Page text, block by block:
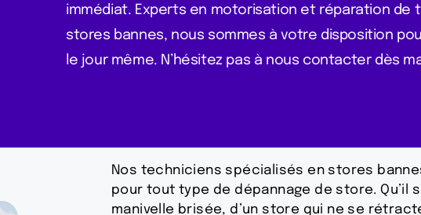
immédiat. Experts en motorisation et réparation de
stores bannes, nous sommes à votre disposition
le jour même. N’hésitez pas à nous contacter dès
Nos techniciens spécialisés en stores
pour tout type de dépannage de store. Qu’il
manivelle brisée, d’un store qui ne se